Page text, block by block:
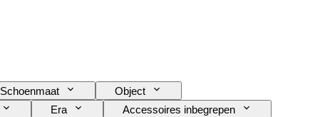
Schoenmaat
Object
Era
Accessoires inbegrepen